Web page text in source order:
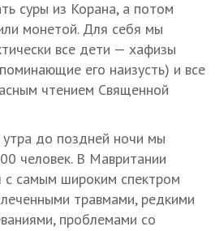
суры из Корана, а потом
монетой. Для себя мы
все дети — хафизы
его наизусть) и все
чтением Священной
до поздней ночи мы
человек. В Мавритании
с самым широким спектром
травмами, редкими
проблемами со